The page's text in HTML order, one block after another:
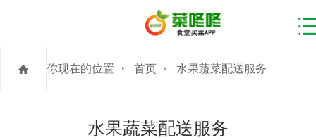
你现在的位置 首页 水果蔬菜配送服务
水果蔬菜配送服务